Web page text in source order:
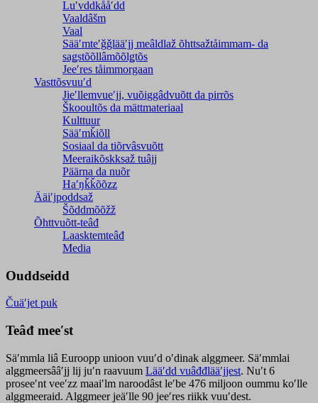
Luʹvddkååʹdd
Vaaldâšm
Vaal
Sääʹmteʹǧǧlääʹjj meâldlaž õhttsažtåimmam- da
saǥstõõllâmõõlǥtõs
Jeeʹres tåimmorgaan
Vasttõsvuuʹd
Jieʹllemvueʹjj, vuõiggâdvuõtt da pirrõs
Škooultõs da mättmateriaal
Kulttuur
Sääʹmǩiõll
Sosiaal da tiõrvâsvuõtt
Meeraikõskksaž tuâjj
Päärna da nuõr
Haʹŋǩǩõõzz
Ääiʹjpoddsaž
Šõddmõõžž
Õhttvuõtt-teâđ
Laasktemteâđ
Media
Ouddseidd
Čuäʹjet puk
Teâđ meeʹst
Säʹmmla liâ Euroopp unioon vuuʹd oʹdinak alggmeer. Säʹmmlai
alggmeersââʹjj lij juʹn raavuum Lääʹdd vuâđđlääʹjjest. Nuʹt 6
proseeʹnt veeʹzz maaiʹlm naroodâst leʹbe 476 miljoon oummu koʹlle
alggmeeraid. Alggmeer jeäʹlle 90 jeeʹres riikk vuuʹdest.